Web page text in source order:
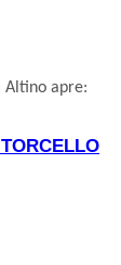
Altino apre: